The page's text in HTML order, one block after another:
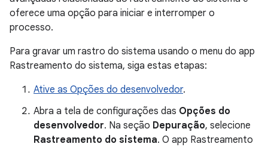
oferece uma opção para iniciar e interromper o
processo.
Para gravar um rastro do sistema usando o menu do app
Rastreamento do sistema, siga estas etapas:
Ative as Opções do desenvolvedor.
Abra a tela de configurações das Opções do
desenvolvedor. Na seção Depuração, selecione
Rastreamento do sistema. O app Rastreamento